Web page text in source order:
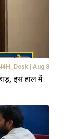
| Aug 8
इस हाल में